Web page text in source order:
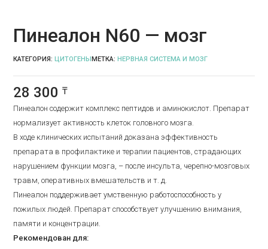
Пинеалон N60 — мозг
28 300₸
Пинеалон содержит комплекс пептидов и аминокислот. Препарат
нормализует активность клеток головного мозга.
В ходе клинических испытаний доказана эффективность
препарата в профилактике и терапии пациентов, страдающих
нарушением функции мозга, – после инсульта, черепно-мозговых
травм, оперативных вмешательств и т. д.
Пинеалон поддерживает умственную работоспособность у
пожилых людей. Препарат способствует улучшению внимания,
памяти и концентрации.
Рекомендован для:
КАТЕГОРИЯ: ЦИТОГЕНЫ МЕТКА: НЕРВНАЯ СИСТЕМА И МОЗГ